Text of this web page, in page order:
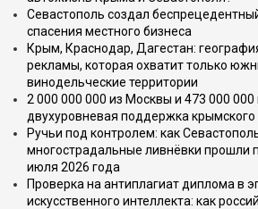
Севастополь создал
спасения местного бизнеса
Крым, Краснодар, Дагестан:
рекламы, которая охватит только
винодельческие территории
2 000 000 000 из Москвы и 473 000
двухуровневая поддержка крымского
Ручьи под контролем: как
многострадальные ливнёвки прошли
июля 2026 года
Проверка на антиплагиат диплома в
искусственного интеллекта: как